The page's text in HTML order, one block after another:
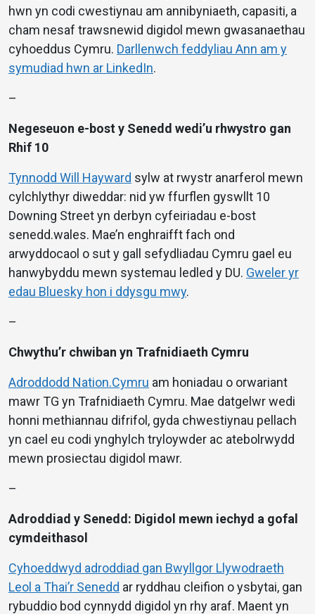
hwn yn codi cwestiynau am annibyniaeth, capasiti, a
cham nesaf trawsnewid digidol mewn gwasanaethau
cyhoeddus Cymru. Darllenwch feddyliau Ann am y
symudiad hwn ar LinkedIn.
–
Negeseuon e-bost y Senedd wedi’u rhwystro gan
Rhif 10
Tynnodd Will Hayward sylw at rwystr anarferol mewn
cylchlythyr diweddar: nid yw ffurflen gyswllt 10
Downing Street yn derbyn cyfeiriadau e-bost
senedd.wales. Mae’n enghraifft fach ond
arwyddocaol o sut y gall sefydliadau Cymru gael eu
hanwybyddu mewn systemau ledled y DU. Gweler yr
edau Bluesky hon i ddysgu mwy.
–
Chwythu’r chwiban yn Trafnidiaeth Cymru
Adroddodd Nation.Cymru am honiadau o orwariant
mawr TG yn Trafnidiaeth Cymru. Mae datgelwr wedi
honni methiannau difrifol, gyda chwestiynau pellach
yn cael eu codi ynghylch tryloywder ac atebolrwydd
mewn prosiectau digidol mawr.
–
Adroddiad y Senedd: Digidol mewn iechyd a gofal
cymdeithasol
Cyhoeddwyd adroddiad gan Bwyllgor Llywodraeth
Leol a Thai’r Senedd ar ryddhau cleifion o ysbytai, gan
rybuddio bod cynnydd digidol yn rhy araf. Maent yn